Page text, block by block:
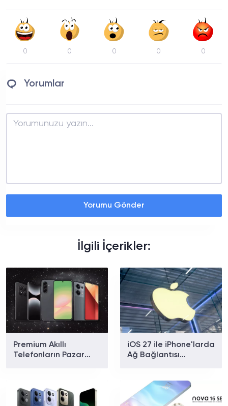
0 0 0 0 0
Yorumlar
Yorumu Gönder
İlgili İçerikler:
Premium Akıllı
Telefonların Pazar
iOS 27 ile iPhone'larda
Ağ Bağlantısı